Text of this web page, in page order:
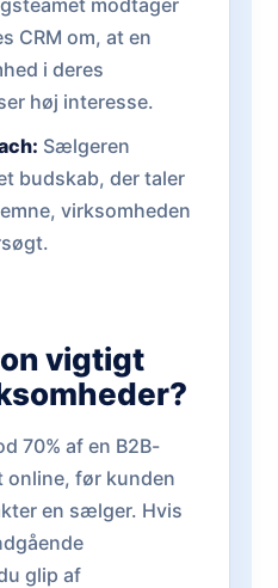
modtager
CRM om, at en
i deres
høj interesse.
Sælgeren
budskab, der taler
virksomheden
vigtigt
70% af en B2B-
online, før kunden
en sælger. Hvis
glip af